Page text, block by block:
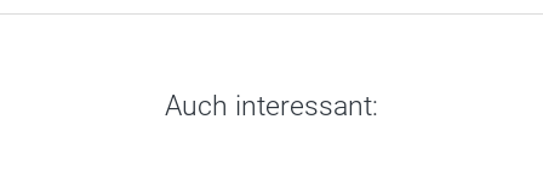
Auch interessant: